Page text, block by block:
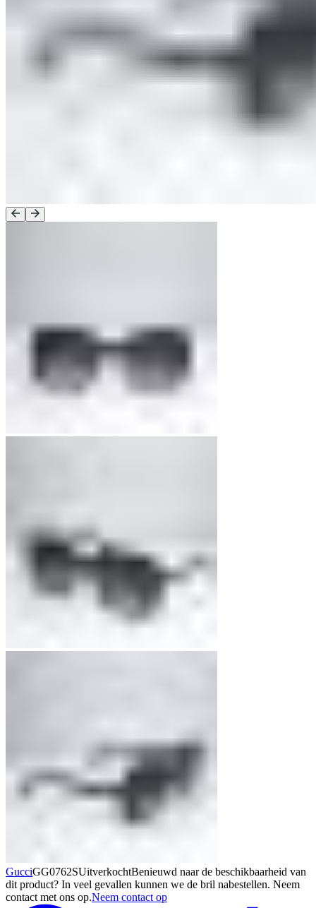
GucciGG0762SUitverkochtBenieuwd naar de beschikbaarheid van
dit product? In veel gevallen kunnen we de bril nabestellen. Neem
contact met ons op.Neem contact op